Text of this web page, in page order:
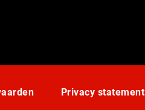
Privacy statement